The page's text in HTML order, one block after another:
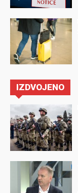
IZDVOJENO